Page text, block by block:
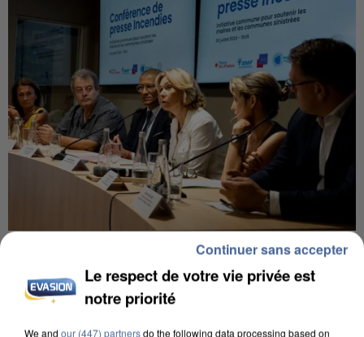
INCENDIES : L’ÎLE-DE-FRANCE LANCE UN ÉLAN
DE SOLIDARITÉ AVEC LES...
Le respect de votre vie privée est
notre priorité
We and our (447) partnersdo the following data processing based on
Continuer sans accepter